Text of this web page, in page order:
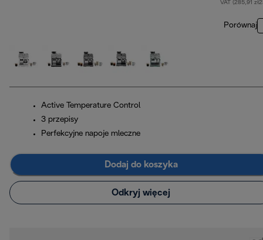
VAT (285,91
Porównaj
Active Temperature Control
3 przepisy
Perfekcyjne napoje mleczne
Dodaj do koszyka
Odkryj więcej